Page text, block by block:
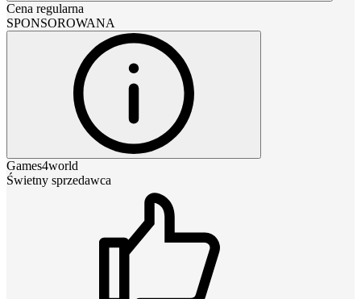
Cena regularna
SPONSOROWANA
Games4world
Świetny sprzedawca